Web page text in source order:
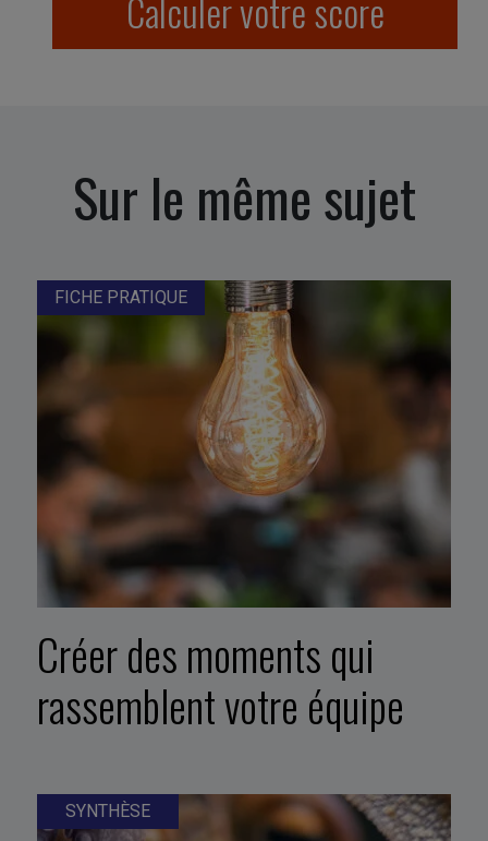
Calculer votre score
Sur le même sujet
FICHE PRATIQUE
Créer des moments qui
rassemblent votre équipe
SYNTHÈSE